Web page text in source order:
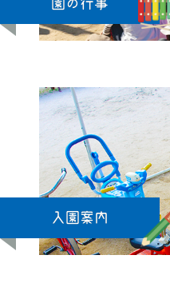
園の行事
入園案内